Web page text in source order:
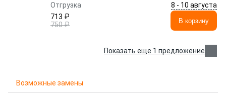
Отгрузка
8 - 10 августа
713 ₽
750 ₽
В корзину
Показать еще 1 предложение
Возможные замены